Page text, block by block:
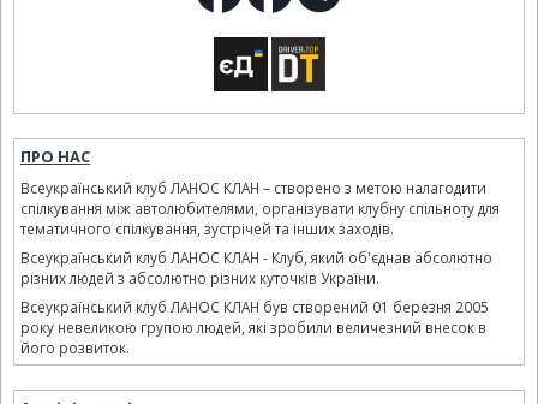
ПРО НАС
Всеукраїнський клуб ЛАНОС КЛАН – створено з метою налагодити
спілкування між автолюбителями, організувати клубну спільноту для
тематичного спілкування, зустрічей та інших заходів.
Всеукраїнський клуб ЛАНОС КЛАН - Клуб, який об'єднав абсолютно
різних людей з абсолютно різних куточків України.
Всеукраїнський клуб ЛАНОС КЛАН був створений 01 березня 2005
року невеликою групою людей, які зробили величезний внесок в
його розвиток.